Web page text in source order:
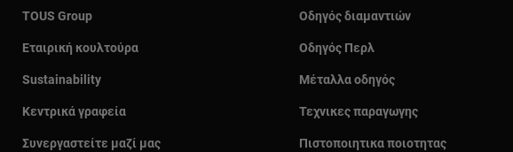
TOUS Group
Εταιρική κουλτούρα
Sustainability
Κεντρικά γραφεία
Συνεργαστείτε μαζί μας
Οδηγός διαμαντιών
Οδηγός Περλ
Μέταλλα οδηγός
Τεχνικες παραγωγης
Πιστοποιητικα ποιοτητας